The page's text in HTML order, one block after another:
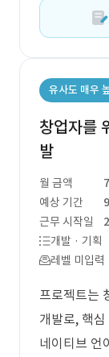
유사도 매우
창업자를
발
월 금액
예상 기간
근무 시작일
개발 · 기획
레벨 미입력
프로젝트는
개발로, 핵
네이티브 언